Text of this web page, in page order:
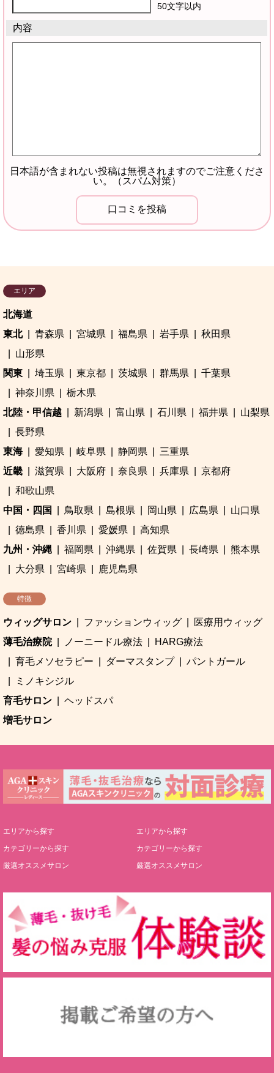
50文字以内
内容
日本語が含まれない投稿は無視されますのでご注意くださ
い。（スパム対策）
エリア
北海道
東北
青森県 宮城県 福島県 岩手県
秋田県
山形県
関東
埼玉県 東京都 茨城県 群馬県
千葉県
神奈川県
栃木県
北陸・甲信越
新潟県 富山県 石川県 福井県
山梨県
長野県
東海
愛知県 岐阜県 静岡県
三重県
近畿
滋賀県 大阪府 奈良県 兵庫県
京都府
和歌山県
中国・四国
鳥取県 島根県 岡山県 広島県
山口県
徳島県
香川県 愛媛県
高知県
九州・沖縄
福岡県 沖縄県 佐賀県 長崎県
熊本県
大分県
宮崎県 鹿児島県
特徴
ウィッグサロン ファッションウィッグ
医療用ウィッグ
薄毛治療院
ノーニードル療法
HARG療法
育毛メソセラピー
ダーマスタンプ
パントガール
ミノキシジル
育毛サロン
ヘッドスパ
増毛サロン
エリアから探す
カテゴリーから探す
厳選オススメサロン
エリアから探す
カテゴリーから探す
厳選オススメサロン